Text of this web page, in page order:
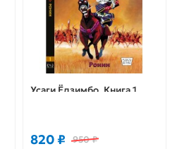
Усаги Ёдзимбо. Книга 1.
820 ₽ 950 ₽